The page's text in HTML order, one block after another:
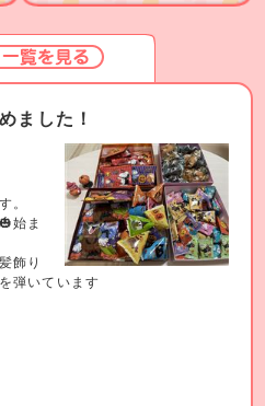
ました！
。
始ま
飾り
弾いています